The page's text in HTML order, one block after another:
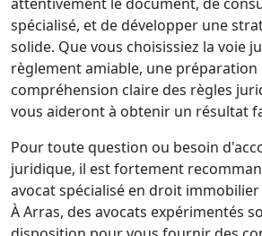
spécialisé, et de développer une
solide. Que vous choisissiez la voie
règlement amiable, une
compréhension claire des règles
vous aideront à obtenir un résultat
Pour toute question ou besoin
juridique, il est fortement
avocat spécialisé en droit immobilier
À Arras, des avocats expérimentés